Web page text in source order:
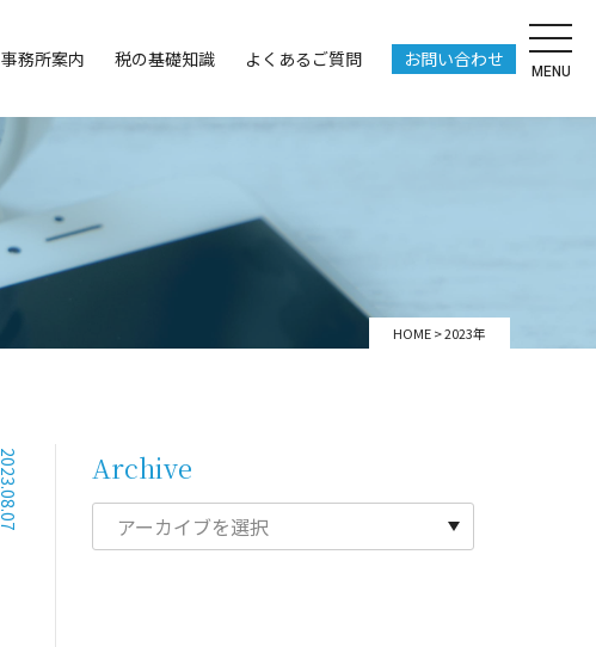
MENU
事務所案内 税の基礎知識 よくあるご質問 お問い合わせ
HOME>2023年
2023.08.07 Archive